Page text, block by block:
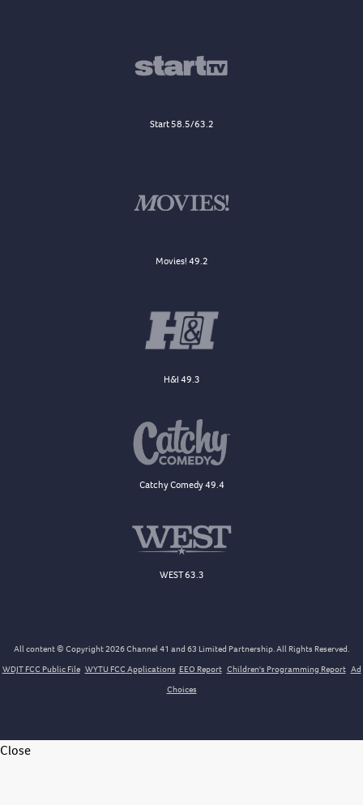
Start 58.5/63.2
Movies! 49.2
H&I 49.3
Catchy Comedy 49.4
WEST 63.3
All content © Copyright 2026 Channel 41 and 63 Limited Partnership. All Rights Reserved.
WDJT FCC Public File WYTU FCC Applications EEO Report Children's Programming Report Ad
Choices
Close